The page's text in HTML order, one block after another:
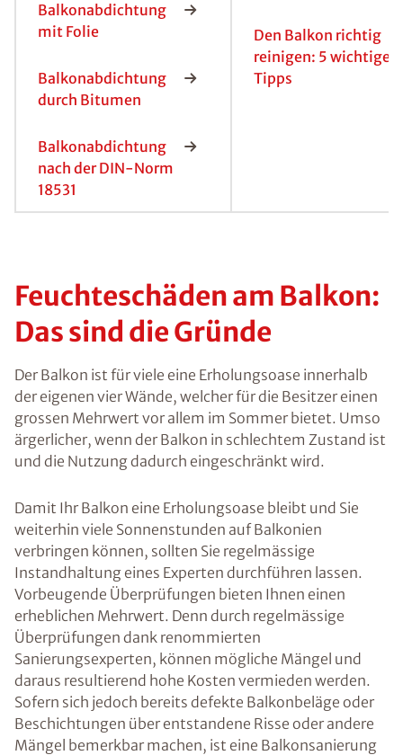
Balkonabdichtung
mit Folie
Balkonabdichtung
durch Bitumen
Balkonabdichtung
nach der DIN-Norm
18531
Den Balkon richtig
reinigen: 5 wichtige
Tipps
Feuchteschäden am Balkon:
Das sind die Gründe
Der Balkon ist für viele eine Erholungsoase innerhalb
der eigenen vier Wände, welcher für die Besitzer einen
grossen Mehrwert vor allem im Sommer bietet. Umso
ärgerlicher, wenn der Balkon in schlechtem Zustand ist
und die Nutzung dadurch eingeschränkt wird.
Damit Ihr Balkon eine Erholungsoase bleibt und Sie
weiterhin viele Sonnenstunden auf Balkonien
verbringen können, sollten Sie regelmässige
Instandhaltung eines Experten durchführen lassen.
Vorbeugende Überprüfungen bieten Ihnen einen
erheblichen Mehrwert. Denn durch regelmässige
Überprüfungen dank renommierten
Sanierungsexperten, können mögliche Mängel und
daraus resultierend hohe Kosten vermieden werden.
Sofern sich jedoch bereits defekte Balkonbeläge oder
Beschichtungen über entstandene Risse oder andere
Mängel bemerkbar machen, ist eine Balkonsanierung